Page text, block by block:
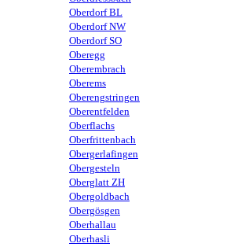
Oberdorf BL
Oberdorf NW
Oberdorf SO
Oberegg
Oberembrach
Oberems
Oberengstringen
Oberentfelden
Oberflachs
Oberfrittenbach
Obergerlafingen
Obergesteln
Oberglatt ZH
Obergoldbach
Obergösgen
Oberhallau
Oberhasli